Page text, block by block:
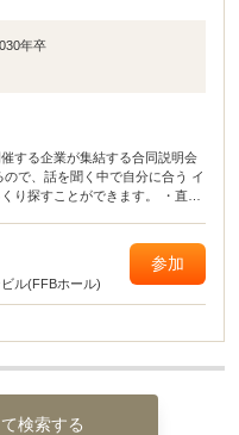
年卒
する企業が集結する合同説明会
で、話を聞く中で自分に合う イ
すことができます。 ・直接
ル(FFBホール)
参加
検索する